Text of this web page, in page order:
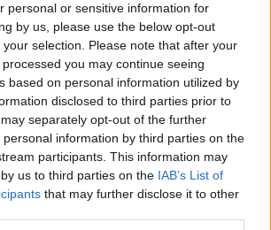
personal or sensitive information for
by us, please use the below opt-out
selection. Please note that after your
you may continue seeing
based on personal information utilized by
disclosed to third parties prior to
separately opt-out of the further
information by third parties on the
participants. This information may
us to third parties on the IAB’s List of
that may further disclose it to other
civic
în
LOCAL